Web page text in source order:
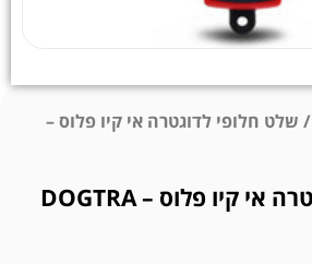
/ שלט חלופי לדוגטרה אי קיו פלוס –
שלט חלופי לדוגטרה אי קיו פלוס – DOGTRA